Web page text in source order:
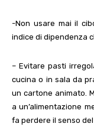
-Non usare mai il
indice di dipendenza
– Evitare pasti
cucina o in sala da
un cartone animato.
a un’alimentazione
fa perdere il senso